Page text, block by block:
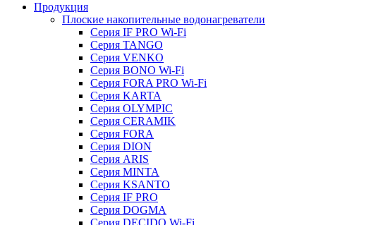
Продукция
Плоские накопительные водонагреватели
Серия IF PRO Wi-Fi
Серия TANGO
Серия VENKO
Серия BONO Wi-Fi
Серия FORA PRO Wi-Fi
Серия KARTA
Серия OLYMPIC
Серия CERAMIK
Серия FORA
Серия DION
Серия ARIS
Серия MINTA
Серия KSANTO
Серия IF PRO
Серия DOGMA
Серия DECIDO Wi-Fi